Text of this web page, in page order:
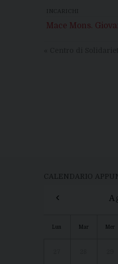
INCARICHI
Mace Mons.
CALENDARIO
‹
Lun Mar Mer